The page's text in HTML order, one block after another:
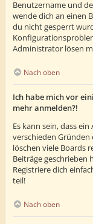
Benutzername und
wende dich an einen
du nicht gesperrt
Administrator lösen
Nach oben
Ich habe mich vor
mehr anmelden?!
Es kann sein, dass
verschieden
löschen viele Boards
Beiträge geschrieben
Registriere dich
teil!
Nach oben